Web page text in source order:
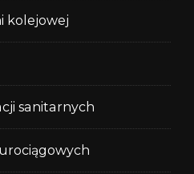
kolejowej
sanitarnych